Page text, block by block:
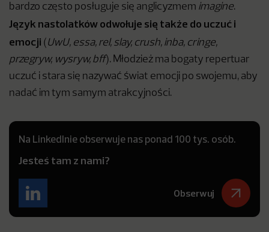
bardzo często posługuje się anglicyzmem imagine.
Język nastolatków odwołuje się także do uczuć i
emocji ( UwU, essa, rel, slay, crush, inba, cringe,
przegryw, wysryw, bff). Młodzież ma bogaty repertuar
uczuć i stara się nazywać świat emocji po swojemu, aby
nadać im tym samym atrakcyjności.
Na LinkedInie obserwuje nas ponad 100 tys. osób.
Jesteś tam z nami?
Obserwuj